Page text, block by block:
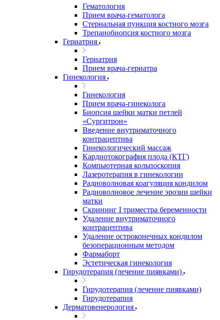
Гематология
Прием врача-гематолога
Стернальная пункция костного мозга
Трепанобиопсия костного мозга
Гериатрия
Гериатрия
Прием врача-гериатра
Гинекология
Гинекология
Прием врача-гинеколога
Биопсия шейки матки петлей
«Сургитрон»
Введение внутриматочного
контрацептива
Гинекологический массаж
Кардиотокография плода (КТГ)
Компьютерная кольпоскопия
Лазеротерапия в гинекологии
Радиоволновая коагуляция кондилом
Радиоволновое лечение эрозии шейки
матки
Скрининг I триместра беременности
Удаление внутриматочного
контрацептива
Удаление остроконечных кондилом
безоперационным методом
Фармаборт
Эстетическая гинекология
Гирудотерапия (лечение пиявками)
Гирудотерапия (лечение пиявками)
Гирудотерапия
Дерматовенерология